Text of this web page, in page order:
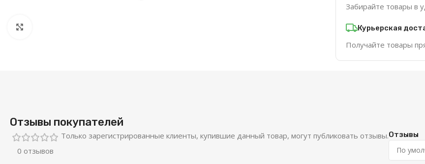
Забирайте товары в
Курьерская
Получайте товары
Отзывы покупателей
0 отзывов
Отзывы
Только зарегистрированные клиенты, купившие данный товар, могут публиковать отзывы.